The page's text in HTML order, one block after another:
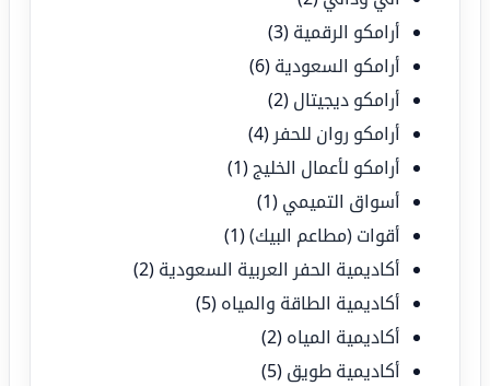
أرامكو الرقمية (3)
أرامكو السعودية (6)
أرامكو ديجيتال (2)
أرامكو روان للحفر (4)
أرامكو لأعمال الخليج (1)
أسواق التميمي (1)
أقوات (مطاعم البيك)(1)
أكاديمية الحفر العربية السعودية (2)
أكاديمية الطاقة والمياه (5)
أكاديمية المياه (2)
أكاديمية طويق (5)